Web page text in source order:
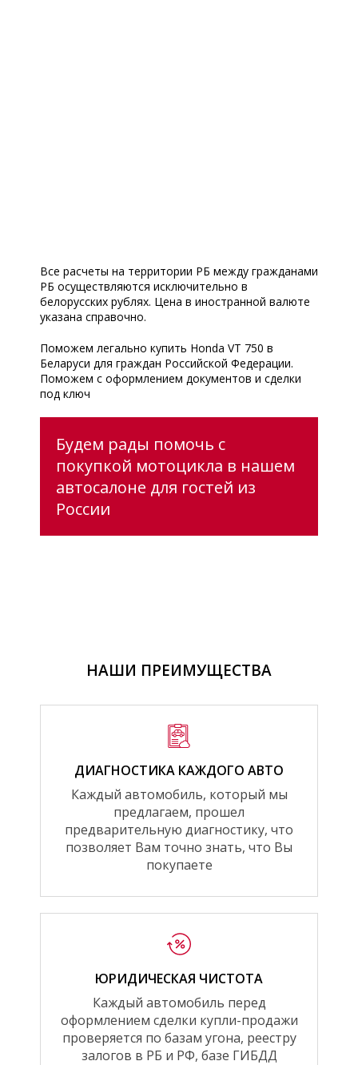
Все расчеты на территории РБ между гражданами
РБ осуществляются исключительно в
белорусских рублях. Цена в иностранной валюте
указана справочно.
Поможем легально купить Honda VT 750 в
Беларуси для граждан Российской Федерации.
Поможем с оформлением документов и сделки
под ключ
Будем рады помочь с
покупкой мотоцикла в нашем
автосалоне для гостей из
России
НАШИ ПРЕИМУЩЕСТВА
ДИАГНОСТИКА КАЖДОГО АВТО
Каждый автомобиль, который мы
предлагаем, прошел
предварительную диагностику, что
позволяет Вам точно знать, что Вы
покупаете
ЮРИДИЧЕСКАЯ ЧИСТОТА
Каждый автомобиль перед
оформлением сделки купли-продажи
проверяется по базам угона, реестру
залогов в РБ и РФ, базе ГИБДД